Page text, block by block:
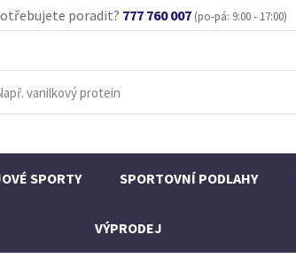
poradit? 777 760 007 (po-pá: 9:00 - 17:00)
SPORTY SPORTOVNÍ PODLAHY
VÝPRODEJ